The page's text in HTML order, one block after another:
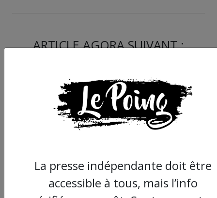
ARTICLE AGORA SUIVANT :
Petit tour à la ZAD
Clusaz, qui vise à
La presse indépendante doit être
accessible à tous, mais l’info